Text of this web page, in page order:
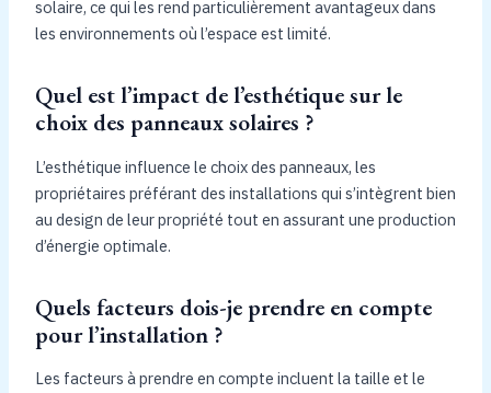
solaire, ce qui les rend particulièrement avantageux dans
les environnements où l’espace est limité.
Quel est l’impact de l’esthétique sur le
choix des panneaux solaires ?
L’esthétique influence le choix des panneaux, les
propriétaires préférant des installations qui s’intègrent bien
au design de leur propriété tout en assurant une production
d’énergie optimale.
Quels facteurs dois-je prendre en compte
pour l’installation ?
Les facteurs à prendre en compte incluent la taille et le